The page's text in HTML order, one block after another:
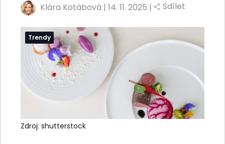
Klára Kotábová | 14. 11. 2025 | Sdílet
Trendy
Zdroj: shutterstock